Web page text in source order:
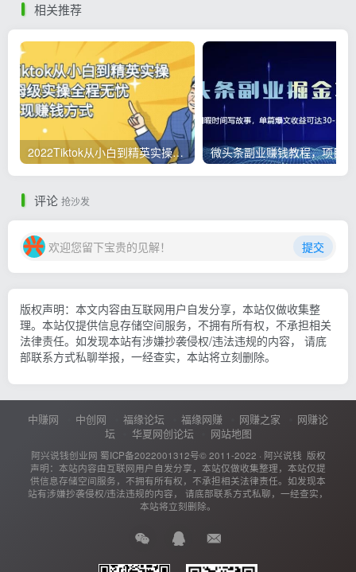
相关推荐
2022Tiktok从小白到精英实操，0-1保姆级实操全程无忧，多种变现赚钱方式
评论 抢沙发
欢迎您留下宝贵的见解！ 提交
版权声明：本文内容由互联网用户自发分享，本站仅做收集整
理。本站仅提供信息存储空间服务，不拥有所有权，不承担相关
法律责任。如发现本站有涉嫌抄袭侵权/违法违规的内容， 请底
部联系方式私聊举报，一经查实，本站将立刻删除。
中赚网 中创网 福缘论坛 福缘网赚 网赚之家
网赚论
坛
华夏网创论坛 网站地图
阿兴说钱创业网 蜀ICP备2022001312号© 2011-2022 · 阿兴说钱 版权
声明：本站内容由互联网用户自发分享，本站仅做收集整理，本站仅提
供信息存储空间服务，不拥有所有权，不承担相关法律责任。如发现本
站有涉嫌抄袭侵权/违法违规的内容， 请底部联系方式私聊，一经查实，
本站将立刻删除。